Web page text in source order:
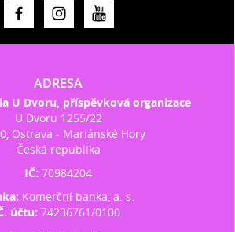
ADRESA
U Dvoru, příspěvková organizace
U Dvoru 1255/22
Ostrava - Mariánské Hory
Česká republika
IČ:70984204
Komerční banka, a. s.
účtu: 74236761/0100